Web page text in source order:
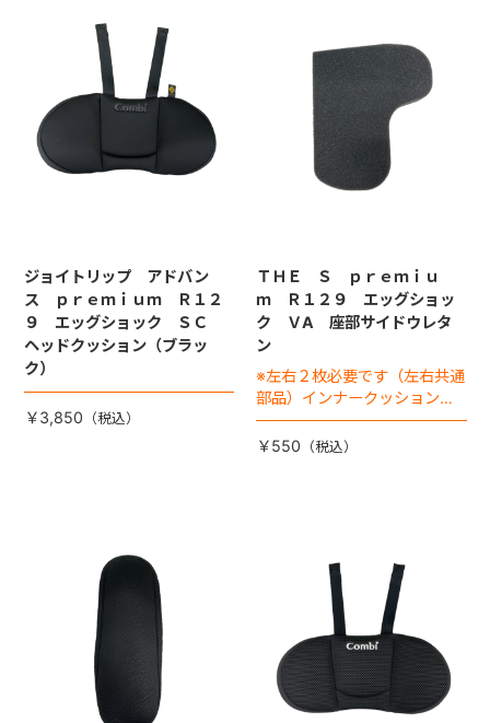
ジョイトリップ アドバン
ス ｐｒｅｍｉｕｍ Ｒ１２
９ エッグショック ＳＣ
ヘッドクッション（ブラッ
ク）
￥3,850
ＴＨＥ Ｓ ｐｒｅｍｉｕ
ｍ Ｒ１２９ エッグショッ
ク ＶA 座部サイドウレタ
ン
※左右２枚必要です（左右共通
部品）インナークッション座
部の左右に入れる『ウレタ
ン』なります。
￥550